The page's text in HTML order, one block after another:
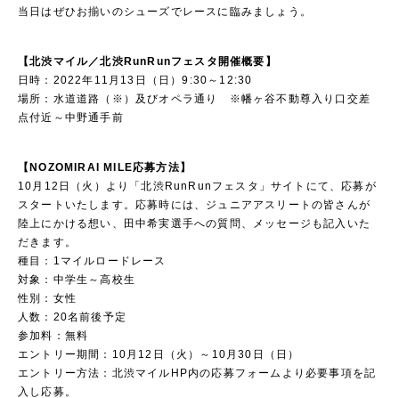
当日はぜひお揃いのシューズでレースに臨みましょう。
【北渋マイル／北渋RunRunフェスタ開催概要】
日時：2022年11月13日（日）9:30～12:30
場所：水道道路（※）及びオペラ通り ※幡ヶ谷不動尊入り口交差
点付近～中野通手前
【NOZOMIRAI MILE応募方法】
10月12日（火）より「北渋RunRunフェスタ」サイトにて、応募が
スタートいたします。応募時には、ジュニアアスリートの皆さんが
陸上にかける想い、田中希実選手への質問、メッセージも記入いた
だきます。
種目：1マイルロードレース
対象：中学生～高校生
性別：女性
人数：20名前後予定
参加料：無料
エントリー期間：10月12日（火）～10月30日（日）
エントリー方法：北渋マイルHP内の応募フォームより必要事項を記
入し応募。